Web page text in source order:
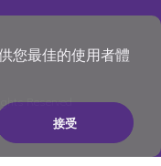
您最佳的使用者體
接受
Reserved